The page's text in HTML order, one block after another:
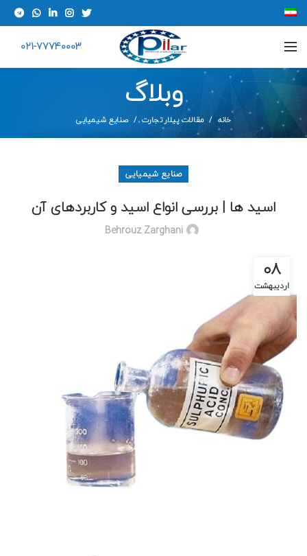
021-77740003
وبلاگ
خانه مقالات پیلار تجارت صنایع شیمیایی
صنایع شیمیایی
اسید ها | بررسی انواع اسید و کاربردهای آن
Behrouz Zarghani
۰۸
اردیبهشت